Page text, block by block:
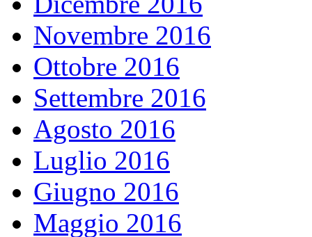
Novembre 2016
Ottobre 2016
Settembre 2016
Agosto 2016
Luglio 2016
Giugno 2016
Maggio 2016